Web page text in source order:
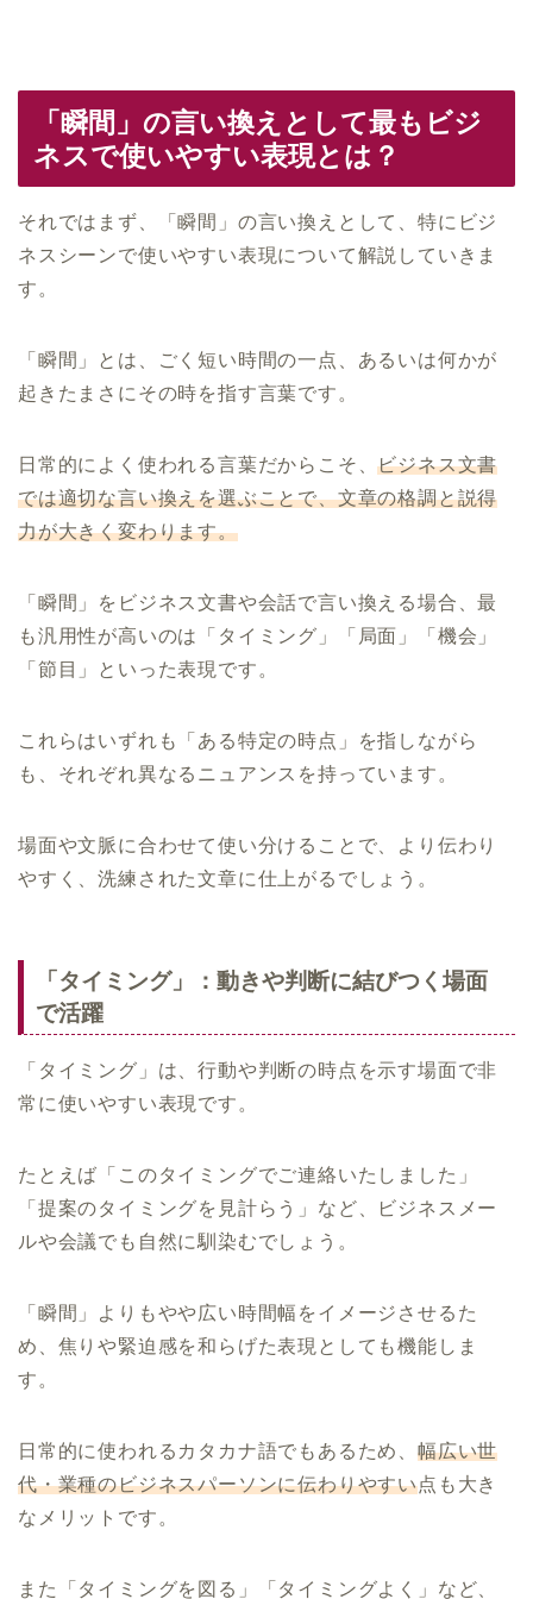
「瞬間」の言い換えとして最もビジ
ネスで使いやすい表現とは？
それではまず、「瞬間」の言い換えとして、特にビジ
ネスシーンで使いやすい表現について解説していきま
す。
「瞬間」とは、ごく短い時間の一点、あるいは何かが
起きたまさにその時を指す言葉です。
日常的によく使われる言葉だからこそ、ビジネス文書
では適切な言い換えを選ぶことで、文章の格調と説得
力が大きく変わります。
「瞬間」をビジネス文書や会話で言い換える場合、最
も汎用性が高いのは「タイミング」「局面」「機会」
「節目」といった表現です。
これらはいずれも「ある特定の時点」を指しながら
も、それぞれ異なるニュアンスを持っています。
場面や文脈に合わせて使い分けることで、より伝わり
やすく、洗練された文章に仕上がるでしょう。
「タイミング」：動きや判断に結びつく場面
で活躍
「タイミング」は、行動や判断の時点を示す場面で非
常に使いやすい表現です。
たとえば「このタイミングでご連絡いたしました」
「提案のタイミングを見計らう」など、ビジネスメー
ルや会議でも自然に馴染むでしょう。
「瞬間」よりもやや広い時間幅をイメージさせるた
め、焦りや緊迫感を和らげた表現としても機能しま
す。
日常的に使われるカタカナ語でもあるため、 幅広い世
代・業種のビジネスパーソンに伝わりやすい点も大き
なメリットです。
また「タイミングを図る」「タイミングよく」など、